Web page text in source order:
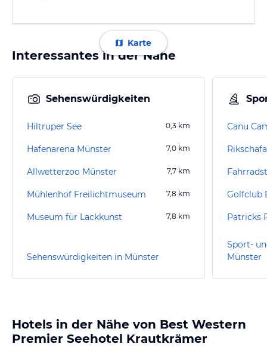
Karte
Interessantes in der Nähe
Sehenswürdigkeiten
Hiltruper See 0,3 km
Hafenarena Münster 7,0 km
Allwetterzoo Münster 7,7 km
Mühlenhof Freilichtmuseum 7,8 km
Museum für Lackkunst 7,8 km
Sehenswürdigkeiten in Münster
Canu
Golfclub
Patricks
Sport-
Münster
Hotels in der Nähe von Best Western
Premier Seehotel Krautkrämer